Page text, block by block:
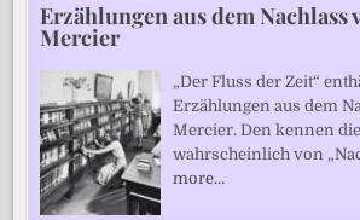
Erzählungen aus dem Nachlass
Mercier
„Der Fluss der Zeit“
Erzählungen aus dem
Mercier. Den kennen
wahrscheinlich von
more…